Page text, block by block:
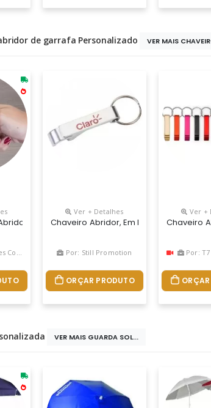
de garrafa Personalizado VER MAIS
Personalizado | Brinde Corporativo
Ver + Detalhes
Chaveiro Abridor, Em Metal, Cor Prata,
Por: Still Promotion
ORÇAR PRODUTO
Ver +
Chaveiro
Por: T7
VER MAIS GUARDA SOL...